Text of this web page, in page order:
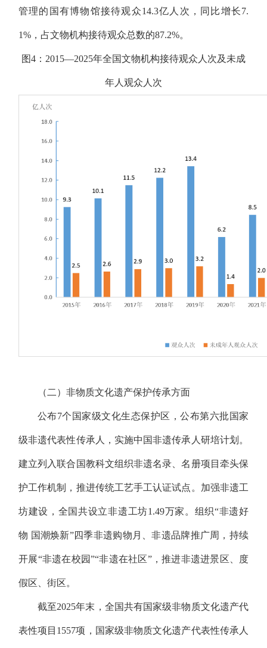
管理的国有博物馆接待观众14.3亿人次，同比增长7.
1%，占文物机构接待观众总数的87.2%。
图4：2015—2025年全国文物机构接待观众人次及未成
年人观众人次
（二）非物质文化遗产保护传承方面
公布7个国家级文化生态保护区，公布第六批国家
级非遗代表性传承人，实施中国非遗传承人研培计划。
建立列入联合国教科文组织非遗名录、名册项目牵头保
护工作机制，推进传统工艺手工认证试点。加强非遗工
坊建设，全国共设立非遗工坊1.49万家。组织“非遗好
物 国潮焕新”四季非遗购物月、非遗品牌推广周，持续
开展“非遗在校园”“非遗在社区”，推进非遗进景区、度
假区、街区。
截至2025年末，全国共有国家级非物质文化遗产代
表性项目1557项，国家级非物质文化遗产代表性传承人